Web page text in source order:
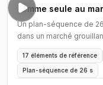
Femme seule au
Un plan-séquence de
dans un marché
dans le plan.
17 éléments de référence
Plan-séquence de 26 s